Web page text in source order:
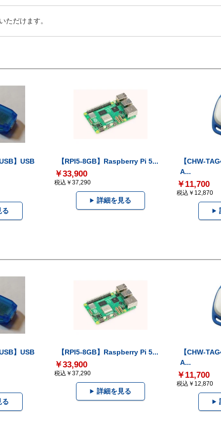
ただけます。
】USB
る
【RPI5-8GB】Raspberry Pi 5...
￥33,900
税込￥37,290
詳細を見る
【CHW-
A...
￥11,700
税込￥12,870
】USB
る
【RPI5-8GB】Raspberry Pi 5...
￥33,900
税込￥37,290
詳細を見る
【CHW-
A...
￥11,700
税込￥12,870